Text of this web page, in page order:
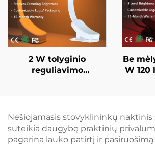
2 W tolyginio
reguliavimo
apšvietimo spalva,
juodai dažytas kūnas,
LED knygos lempa
Be
W 120
lempa
Nešiojamasis stovyklininkų naktinis
suteikia daugybę praktinių
pagerina lauko patirtį ir